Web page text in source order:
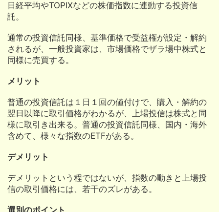
日経平均やTOPIXなどの株価指数に連動する投資信
託。
通常の投資信託同様、基準価格で受益権が設定・解約
されるが、一般投資家は、市場価格でザラ場中株式と
同様に売買する。
メリット
普通の投資信託は１日１回の値付けで、購入・解約の
翌日以降に取引価格がわかるが、上場投信は株式と同
様に取引き出来る。普通の投資信託同様、国内・海外
含めて、様々な指数のETFがある。
デメリット
デメリットという程ではないが、指数の動きと上場投
信の取引価格には、若干のズレがある。
選別のポイント